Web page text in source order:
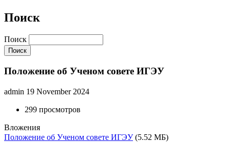
Поиск
Поиск
Положение об Ученом совете ИГЭУ
admin 19 November 2024
299 просмотров
Вложения
Положение об Ученом совете ИГЭУ (5.52 МБ)